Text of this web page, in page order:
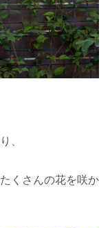
、
くさんの花を咲か